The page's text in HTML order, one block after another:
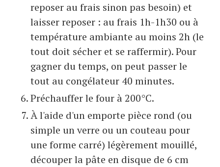
reposer au frais sinon pas besoin) et
laisser reposer : au frais 1h-1h30 ou à
température ambiante au moins 2h (le
tout doit sécher et se raffermir). Pour
gagner du temps, on peut passer le
tout au congélateur 40 minutes.
Préchauffer le four à 200°C.
À l'aide d'un emporte pièce rond (ou
simple un verre ou un couteau pour
une forme carré) légèrement mouillé,
découper la pâte en disque de 6 cm